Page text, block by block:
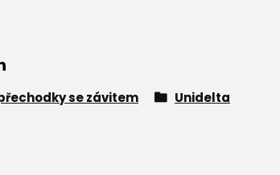
přechodky se závitem Unidelta